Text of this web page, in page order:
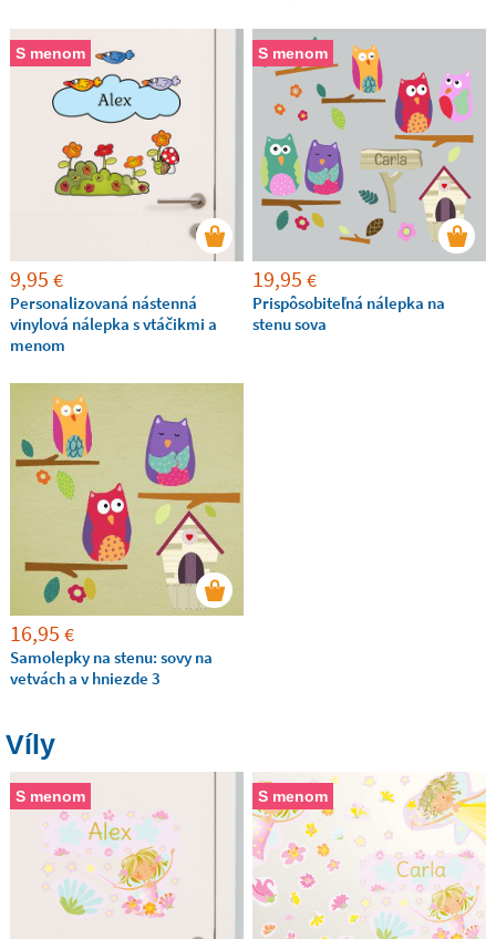
S menom
9,95 €
Personalizovaná nástenná
vinylová nálepka s vtáčikmi a
menom
S menom
19,95 €
Prispôsobiteľná nálepka na
stenu sova
16,95 €
Samolepky na stenu: sovy na
vetvách a v hniezde 3
Víly
S menom S menom